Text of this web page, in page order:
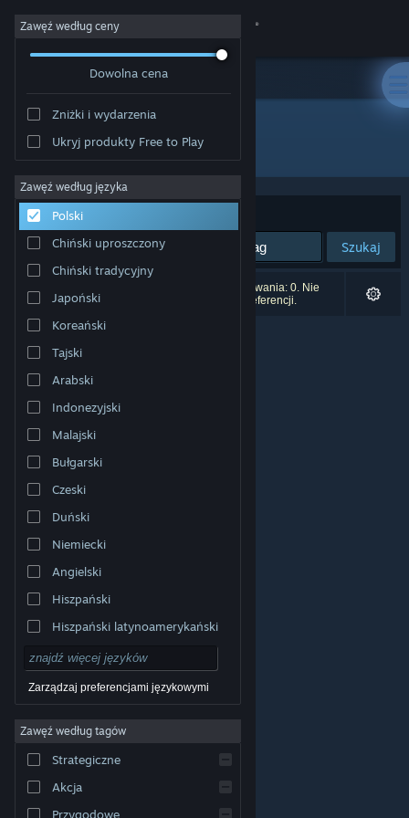
Zaloguj się
Społeczność
Informacje
Wsparcie
Zmień język
Pobierz aplikację mobilną Steam
Wersja przeglądarkowa
© Valve Corporation. Wszelkie prawa zastrzeżone.
właścicieli w Stanach Zjednoczonych i innych krajach.
dostępu
Umowa użytkownika Steam
pieniędzy |Ciasteczka
Zawęź według ceny
Dowolna cena
Zniżki i wydarzenia
Ukryj produkty Free to Play
Zawęź według języka
Polski
Chiński uproszczony
Chiński tradycyjny
Japoński
Koreański
Tajski
Arabski
Indonezyjski
Malajski
Bułgarski
Czeski
Duński
Niemiecki
Angielski
Hiszpański
Hiszpański latynoamerykański
Zarządzaj preferencjami językowymi
Zawęź według tagów
Strategiczne
Akcja
Przygodowe
Producent: Seidlsoft
Sortuj według:
Szukaj
Liczba wyników pasujących do twojego wyszukiwania: 0. Nie
uwzględniono 2 tytułów na podstawie twoich preferencji.